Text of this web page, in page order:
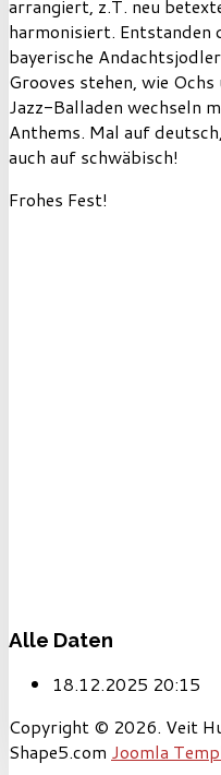
arrangiert, z.T. neu
harmonisiert. Entstanden
bayerische
Grooves stehen, wie
Jazz-Balladen wechseln
Anthems. Mal auf
auch auf schwäbisch!
Frohes Fest!
Alle Daten
18.12.2025 20:15
Copyright © 2026. Veit
Shape5.com Joomla